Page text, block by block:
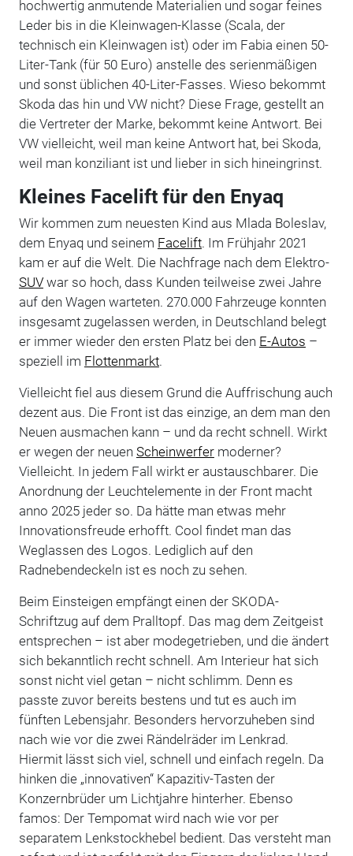
hochwertig anmutende Materialien und sogar feines
Leder bis in die Kleinwagen-Klasse (Scala, der
technisch ein Kleinwagen ist) oder im Fabia einen 50-
Liter-Tank (für 50 Euro) anstelle des serienmäßigen
und sonst üblichen 40-Liter-Fasses. Wieso bekommt
Skoda das hin und VW nicht? Diese Frage, gestellt an
die Vertreter der Marke, bekommt keine Antwort. Bei
VW vielleicht, weil man keine Antwort hat, bei Skoda,
weil man konziliant ist und lieber in sich hineingrinst.
Kleines Facelift für den Enyaq
Wir kommen zum neuesten Kind aus Mlada Boleslav,
dem Enyaq und seinem Facelift. Im Frühjahr 2021
kam er auf die Welt. Die Nachfrage nach dem Elektro-
SUVwar so hoch, dass Kunden teilweise zwei Jahre
auf den Wagen warteten. 270.000 Fahrzeuge konnten
insgesamt zugelassen werden, in Deutschland belegt
er immer wieder den ersten Platz bei den E-Autos –
speziell im Flottenmarkt.
Vielleicht fiel aus diesem Grund die Auffrischung auch
dezent aus. Die Front ist das einzige, an dem man den
Neuen ausmachen kann – und da recht schnell. Wirkt
er wegen der neuen Scheinwerfermoderner?
Vielleicht. In jedem Fall wirkt er austauschbarer. Die
Anordnung der Leuchtelemente in der Front macht
anno 2025 jeder so. Da hätte man etwas mehr
Innovationsfreude erhofft. Cool findet man das
Weglassen des Logos. Lediglich auf den
Radnebendeckeln ist es noch zu sehen.
Beim Einsteigen empfängt einen der SKODA-
Schriftzug auf dem Pralltopf. Das mag dem Zeitgeist
entsprechen – ist aber modegetrieben, und die ändert
sich bekanntlich recht schnell. Am Interieur hat sich
sonst nicht viel getan – nicht schlimm. Denn es
passte zuvor bereits bestens und tut es auch im
fünften Lebensjahr. Besonders hervorzuheben sind
nach wie vor die zwei Rändelräder im Lenkrad.
Hiermit lässt sich viel, schnell und einfach regeln. Da
hinken die „innovativen“ Kapazitiv-Tasten der
Konzernbrüder um Lichtjahre hinterher. Ebenso
famos: Der Tempomat wird nach wie vor per
separatem Lenkstockhebel bedient. Das versteht man